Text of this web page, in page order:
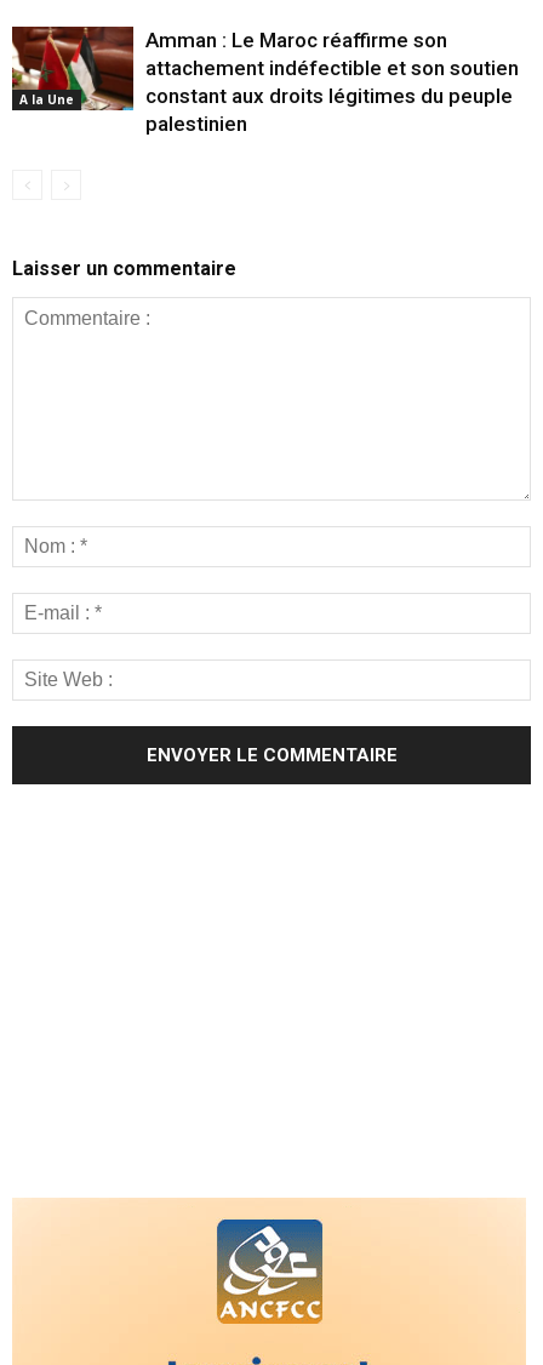
A la Une
Amman : Le Maroc réaffirme son
attachement indéfectible et son soutien
constant aux droits légitimes du peuple
palestinien
Laisser un commentaire